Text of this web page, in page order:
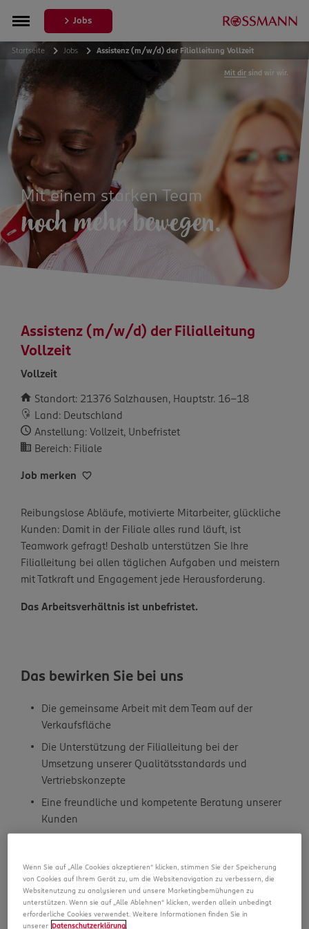
Jobs
Startseite Jobs Assistenz (m/w/d) der Filialleitung Vollzeit
Mit dir sind wir wir.
Mit einem starken Team
noch mehr bewegen.
Assistenz (m/w/d) der Filialleitung
Vollzeit
Vollzeit
Standort: 21376 Salzhausen, Hauptstr. 16-18
Land: Deutschland
Anstellung: Vollzeit, Unbefristet
Bereich: Filiale
Job merken
Reibungslose Abläufe, motivierte Mitarbeiter, glückliche
Kunden: Damit in der Filiale alles rund läuft, ist
Teamwork gefragt! Deshalb unterstützen Sie Ihre
Filialleitung bei allen täglichen Aufgaben und meistern
mit Tatkraft und Engagement jede Herausforderung.
Das Arbeitsverhältnis ist unbefristet.
Das bewirken Sie bei uns
Die gemeinsame Arbeit mit dem Team auf der
Verkaufsfläche
Die Unterstützung der Filialleitung bei der
Umsetzung unserer Qualitätsstandards und
Vertriebskonzepte
Eine freundliche und kompetente Beratung unserer
Kunden
Abwesenheit der Führungskraft
Das bringen Sie mit
Wenn Sie auf „Alle Cookies akzeptieren“ klicken, stimmen Sie der Speicherung
von Cookies auf Ihrem Gerät zu, um die Websitenavigation zu verbessern, die
Websitenutzung zu analysieren und unsere Marketingbemühungen zu
unterstützen. Wenn sie auf „Alle Ablehnen“ klicken, werden allein unbedingt
erforderliche Cookies verwendet. Weitere Informationen finden Sie in
unserer Datenschutzerklärung